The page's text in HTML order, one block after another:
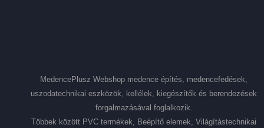
MedencePlusz Webshop medence építés, medencefedések,
uszodatechnikai eszközök, kellélek, kiegészítők és berendezések
forgalmazásával foglalkozik.
Többek között PVC termékek, Beépítő elemek, Világítástechnikai